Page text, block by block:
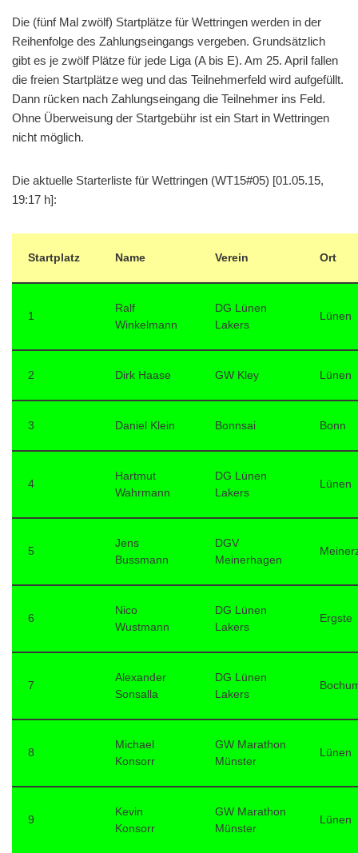
Die (fünf Mal zwölf) Startplätze für Wettringen werden in der
Reihenfolge des Zahlungseingangs vergeben. Grundsätzlich
gibt es je zwölf Plätze für jede Liga (A bis E). Am 25. April fallen
die freien Startplätze weg und das Teilnehmerfeld wird aufgefüllt.
Dann rücken nach Zahlungseingang die Teilnehmer ins Feld.
Ohne Überweisung der Startgebühr ist ein Start in Wettringen
nicht möglich.
Die aktuelle Starterliste für Wettringen (WT15#05) [01.05.15,
19:17 h]:
Startplatz Name Verein Ort
1
Ralf
Winkelmann
DG Lünen
Lakers
Lünen
2 Dirk Haase GW Kley Lünen
3 Daniel Klein Bonnsai Bonn
4
Hartmut
Wahrmann
DG Lünen
Lakers
Lünen
5
Jens
Bussmann
DGV
Meinerhagen
6
Nico
Wustmann
DG Lünen
Lakers
Ergste
7
Alexander
Sonsalla
DG Lünen
Lakers
8
Michael
Konsorr
GW Marathon
Münster
Lünen
9
Kevin
Konsorr
GW Marathon
Münster
Lünen